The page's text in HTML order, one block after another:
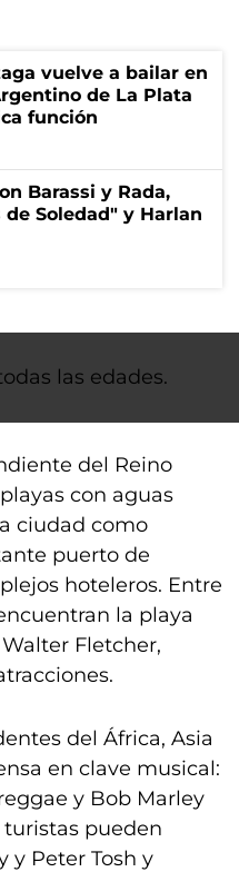
vuelve a bailar en
de La Plata
función
Barassi y Rada,
de Soledad" y Harlan
las edades.
del Reino
con aguas
ciudad como
puerto de
hoteleros. Entre
la playa
Fletcher,
del África, Asia
en clave musical:
y Bob Marley
turistas pueden
y Peter Tosh y